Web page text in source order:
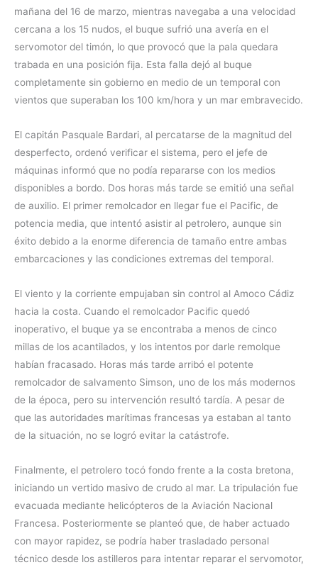
mañana del 16 de marzo, mientras navegaba a una velocidad
cercana a los 15 nudos, el buque sufrió una avería en el
servomotor del timón, lo que provocó que la pala quedara
trabada en una posición fija. Esta falla dejó al buque
completamente sin gobierno en medio de un temporal con
vientos que superaban los 100 km/hora y un mar embravecido.
El capitán Pasquale Bardari, al percatarse de la magnitud del
desperfecto, ordenó verificar el sistema, pero el jefe de
máquinas informó que no podía repararse con los medios
disponibles a bordo. Dos horas más tarde se emitió una señal
de auxilio. El primer remolcador en llegar fue el Pacific, de
potencia media, que intentó asistir al petrolero, aunque sin
éxito debido a la enorme diferencia de tamaño entre ambas
embarcaciones y las condiciones extremas del temporal.
El viento y la corriente empujaban sin control al Amoco Cádiz
hacia la costa. Cuando el remolcador Pacific quedó
inoperativo, el buque ya se encontraba a menos de cinco
millas de los acantilados, y los intentos por darle remolque
habían fracasado. Horas más tarde arribó el potente
remolcador de salvamento Simson, uno de los más modernos
de la época, pero su intervención resultó tardía. A pesar de
que las autoridades marítimas francesas ya estaban al tanto
de la situación, no se logró evitar la catástrofe.
Finalmente, el petrolero tocó fondo frente a la costa bretona,
iniciando un vertido masivo de crudo al mar. La tripulación fue
evacuada mediante helicópteros de la Aviación Nacional
Francesa. Posteriormente se planteó que, de haber actuado
con mayor rapidez, se podría haber trasladado personal
técnico desde los astilleros para intentar reparar el servomotor,